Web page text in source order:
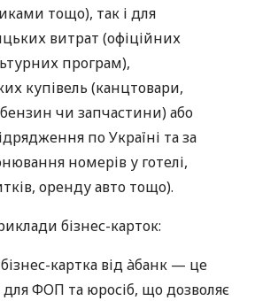
тощо), так і для
витрат (офіційних
програм),
купівель (канцтовари,
бензин чи запчастини) або
по Україні та за
номерів у готелі,
оренду авто тощо).
бізнес-карток:
картка від àбанк — це
ФОП та юросіб, що дозволяє